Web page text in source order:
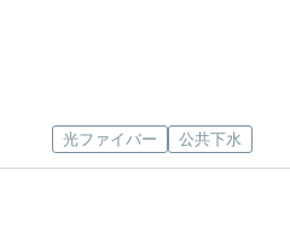
光ファイバー 公共下水